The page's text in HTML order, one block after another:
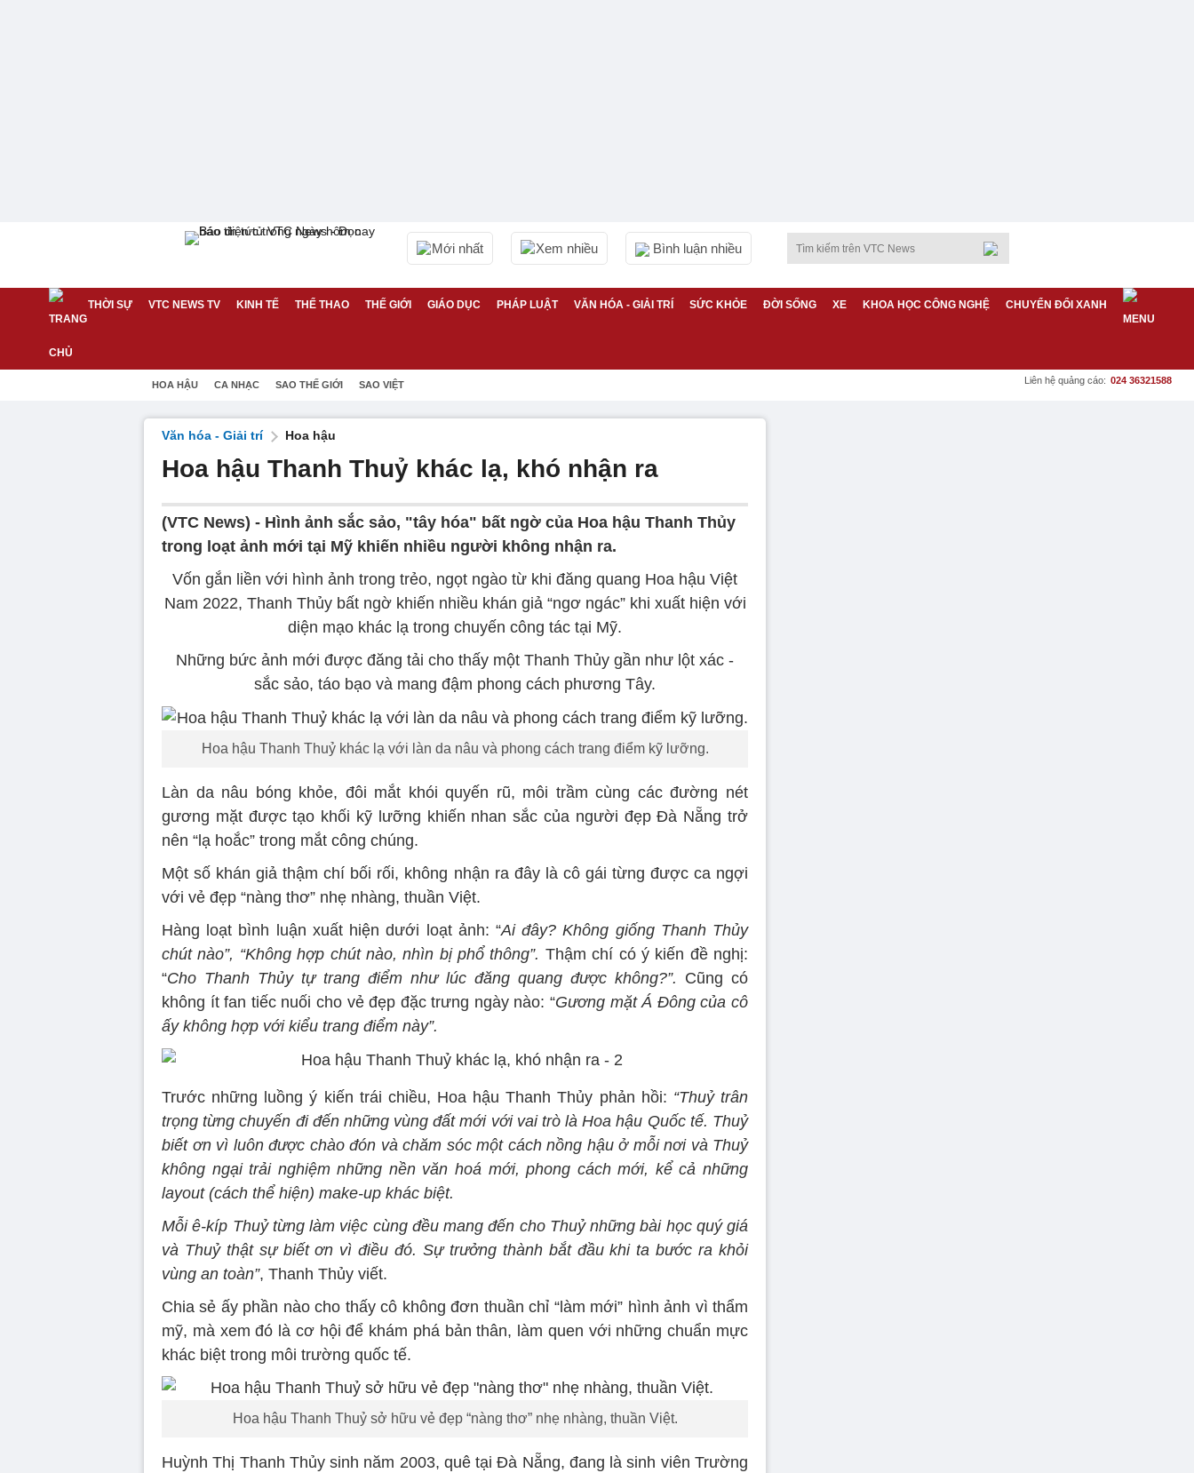
Mới nhất Xem nhiều Bình luận nhiều
THỜI SỰ VTC NEWS TV KINH TẾ THỂ THAO THẾ GIỚI GIÁO DỤC PHÁP LUẬT VĂN HÓA - GIẢI TRÍ SỨC KHỎE ĐỜI SỐNG XE KHOA HỌC CÔNG NGHỆ CHUYỂN ĐỔI XANH
HOA HẬU CA NHẠC SAO THẾ GIỚI SAO VIỆT Liên hệ quảng cáo: 024 36321588
Văn hóa - Giải trí Hoa hậu
Hoa hậu Thanh Thuỷ khác lạ, khó nhận ra
(VTC News) - Hình ảnh sắc sảo, "tây hóa" bất ngờ của Hoa hậu Thanh Thủy
trong loạt ảnh mới tại Mỹ khiến nhiều người không nhận ra.
Vốn gắn liền với hình ảnh trong trẻo, ngọt ngào từ khi đăng quang Hoa hậu Việt
Nam 2022, Thanh Thủy bất ngờ khiến nhiều khán giả “ngơ ngác” khi xuất hiện với
diện mạo khác lạ trong chuyến công tác tại Mỹ.
Những bức ảnh mới được đăng tải cho thấy một Thanh Thủy gần như lột xác -
sắc sảo, táo bạo và mang đậm phong cách phương Tây.
Hoa hậu Thanh Thuỷ khác lạ với làn da nâu và phong cách trang điểm kỹ lưỡng.
Làn da nâu bóng khỏe, đôi mắt khói quyến rũ, môi trầm cùng các đường nét
gương mặt được tạo khối kỹ lưỡng khiến nhan sắc của người đẹp Đà Nẵng trở
nên “lạ hoắc” trong mắt công chúng.
Một số khán giả thậm chí bối rối, không nhận ra đây là cô gái từng được ca ngợi
với vẻ đẹp “nàng thơ” nhẹ nhàng, thuần Việt.
Hàng loạt bình luận xuất hiện dưới loạt ảnh: “Ai đây? Không giống Thanh Thủy
chút nào”, “Không hợp chút nào, nhìn bị phổ thông”. Thậm chí có ý kiến đề nghị:
“Cho Thanh Thủy tự trang điểm như lúc đăng quang được không?”. Cũng có
không ít fan tiếc nuối cho vẻ đẹp đặc trưng ngày nào: “Gương mặt Á Đông của cô
ấy không hợp với kiểu trang điểm này”.
Trước những luồng ý kiến trái chiều, Hoa hậu Thanh Thủy phản hồi: “Thuỷ trân
trọng từng chuyến đi đến những vùng đất mới với vai trò là Hoa hậu Quốc tế. Thuỷ
biết ơn vì luôn được chào đón và chăm sóc một cách nồng hậu ở mỗi nơi và Thuỷ
không ngại trải nghiệm những nền văn hoá mới, phong cách mới, kể cả những
layout (cách thể hiện) make-up khác biệt.
Mỗi ê-kíp Thuỷ từng làm việc cùng đều mang đến cho Thuỷ những bài học quý giá
và Thuỷ thật sự biết ơn vì điều đó. Sự trưởng thành bắt đầu khi ta bước ra khỏi
vùng an toàn”, Thanh Thủy viết.
Chia sẻ ấy phần nào cho thấy cô không đơn thuần chỉ “làm mới” hình ảnh vì thẩm
mỹ, mà xem đó là cơ hội để khám phá bản thân, làm quen với những chuẩn mực
khác biệt trong môi trường quốc tế.
Hoa hậu Thanh Thuỷ sở hữu vẻ đẹp “nàng thơ” nhẹ nhàng, thuần Việt.
Huỳnh Thị Thanh Thủy sinh năm 2003, quê tại Đà Nẵng, đang là sinh viên Trường